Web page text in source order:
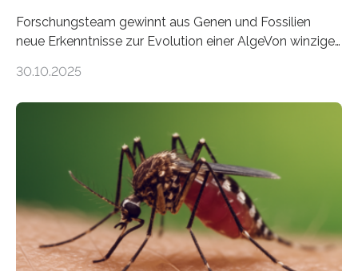
Forschungsteam gewinnt aus Genen und Fossilien
neue Erkenntnisse zur Evolution einer AlgeVon winzigen
Landpflanzen zählen zu den komplexesten
Grünalgen, die vor Hunderten von Millionen Jahren
lebten. Unter den Vorfahren sticht eine Gruppe heraus,
die noch heute in der Natur vorkommt: die
Süßwasseralge Coleochaetophyceae. Einige Arten
dieser Gruppe bilden aus Zellfäden dichte Geflechte
mit scheibenförmiger Gestalt. Was auffällig ist: Die
nächsten…
30.10.2025